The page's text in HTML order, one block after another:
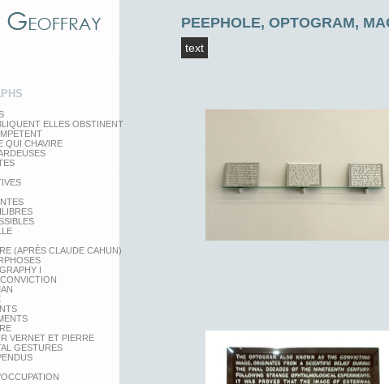
ELLES OBSTINENT
QUI CHAVIRE
(APRÈS CLAUDE CAHUN)
I
VERNET ET PIERRE
GESTURES
PEEPHOLE, OPTOGRAM,
text